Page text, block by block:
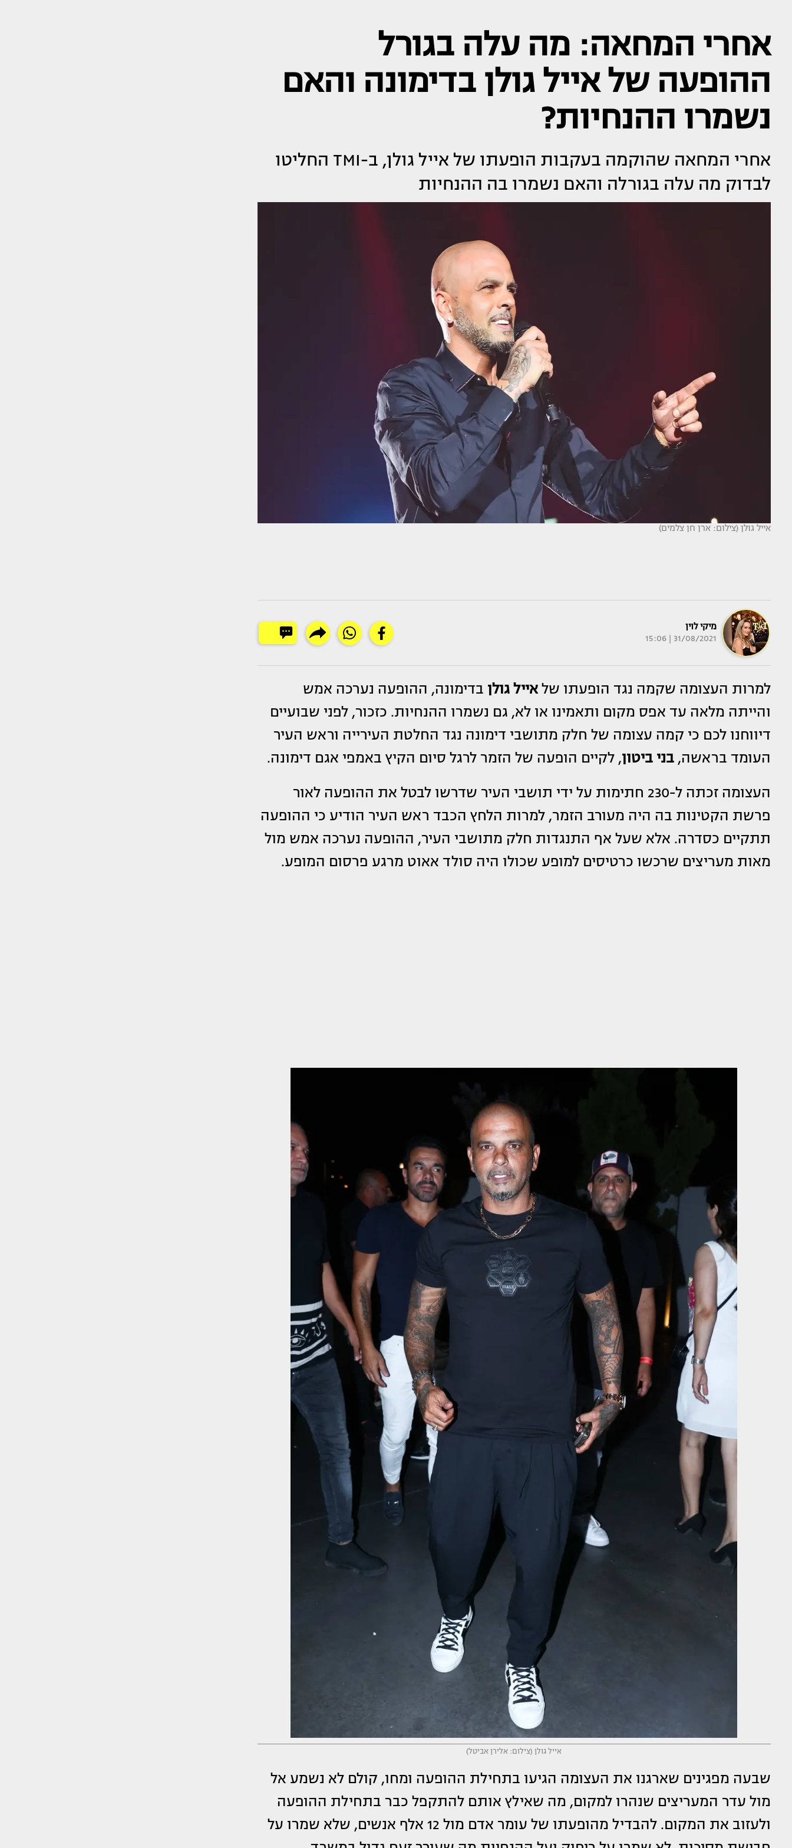
אחרי המחאה: מה עלה בגורל
ההופעה של אייל גולן בדימונה והאם
נשמרו ההנחיות?
אחרי המחאה שהוקמה בעקבות הופעתו של אייל גולן, ב-TMI החליטו
לבדוק מה עלה בגורלה והאם נשמרו בה ההנחיות
אייל גולן (צילום: ארן חן צלמים)
מיקי לוין
31/08/2021 | 15:06
למרות העצומה שקמה נגד הופעתו שלאייל גולן בדימונה, ההופעה נערכה אמש
והייתה מלאה עד אפס מקום ותאמינו או לא, גם נשמרו ההנחיות. כזכור, לפני שבועיים
דיווחנו לכם כי קמה עצומה של חלק מתושבי דימונה נגד החלטת העירייה וראש העיר
העומד בראשה,בני ביטון, לקיים הופעה של הזמר לרגל סיום הקיץ באמפי אגם דימונה.
העצומה זכתה ל-230 חתימות על ידי תושבי העיר שדרשו לבטל את ההופעה לאור
פרשת הקטינות בה היה מעורב הזמר, למרות הלחץ הכבד ראש העיר הודיע כי ההופעה
תתקיים כסדרה. אלא שעל אף התנגדות חלק מתושבי העיר, ההופעה נערכה אמש מול
מאות מעריצים שרכשו כרטיסים למופע שכולו היה סולד אאוט מרגע פרסום המופע.
אייל גולן (צילום: אלירן אביטל)
שבעה מפגינים שארגנו את העצומה הגיעו בתחילת ההופעה ומחו, קולם לא נשמע אל
מול עדר המעריצים שנהרו למקום, מה שאילץ אותם להתקפל כבר בתחילת ההופעה
ולעזוב את המקום. להבדיל מהופעתו של עומר אדם מול 12 אלף אנשים, שלא שמרו על